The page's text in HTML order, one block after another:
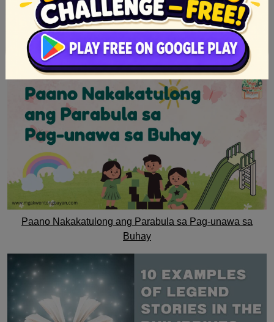
Epiko: Gabay sa Mga Sinaunang Kuwento ng Bayani sa
Pilipinas
Paano Nakakatulong ang Parabula sa Pag-unawa sa
Buhay